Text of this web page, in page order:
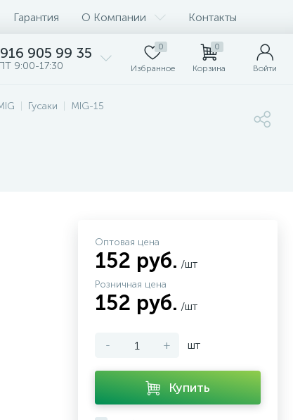
Гарантия О Компании Контакты
905 99 35
9:00-17:30
0
Избранное
0
Корзина Войти
Гусаки MIG-15
Оптовая цена
152 руб. /шт
Розничная цена
152 руб. /шт
- + шт
Купить